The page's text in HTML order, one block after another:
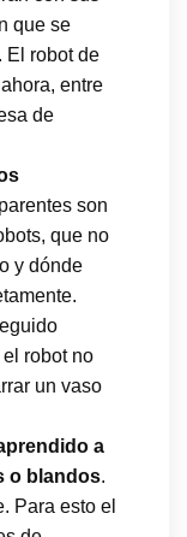
que se
El robot de
entre
de
son
que no
y dónde
robot no
un vaso
a
o blandos.
Para esto el